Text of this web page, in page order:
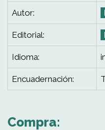
Autor:
Editorial:
Idioma:
Encuadernación:
Compra: